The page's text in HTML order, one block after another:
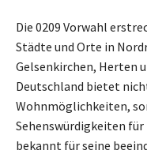
Die 0209 Vorwahl
Städte und Orte in
Gelsenkirchen, Herten
Deutschland bietet
Wohnmöglichkeiten,
Sehenswürdigkeiten für
bekannt für seine